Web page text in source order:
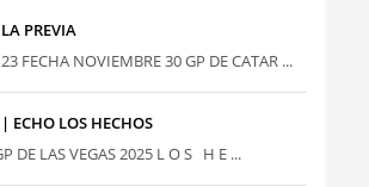
PREVIA
23 FECHA NOVIEMBRE 30 GP DE CATAR ...
ECHO LOS HECHOS
DE LAS VEGAS 2025 L O S H E ...